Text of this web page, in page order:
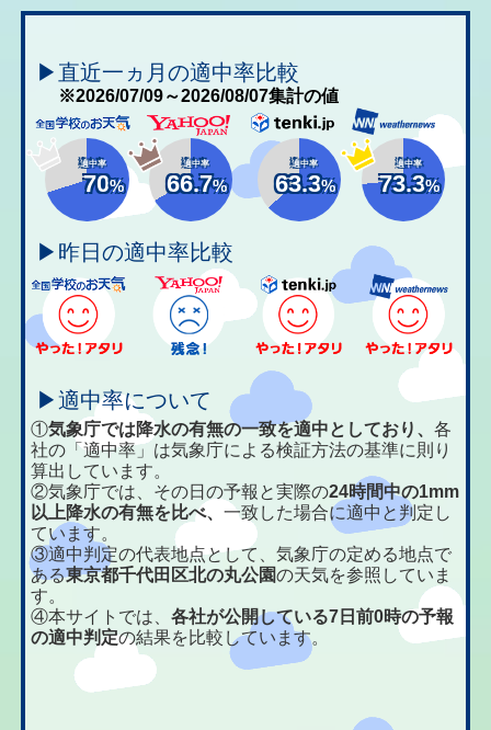
▶直近一ヵ月の適中率比較
※2026/07/09～2026/08/07集計の値
適中率
70%
適中率
66.7%
適中率
63.3%
適中率
73.3%
▶昨日の適中率比較
▶適中率について
①気象庁では降水の有無の一致を適中としており、各
社の「適中率」は気象庁による検証方法の基準に則り
算出しています。
②気象庁では、その日の予報と実際の24時間中の1mm
以上降水の有無を比べ、一致した場合に適中と判定し
ています。
③適中判定の代表地点として、気象庁の定める地点で
ある東京都千代田区北の丸公園の天気を参照していま
す。
④本サイトでは、各社が公開している7日前0時の予報
の適中判定の結果を比較しています。